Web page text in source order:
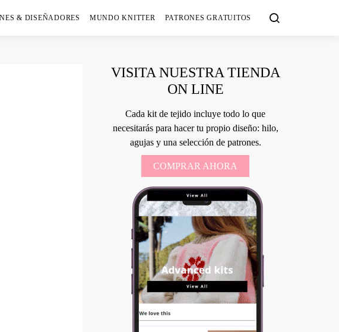
& DISEÑADORES MUNDO KNITTER PATRONES GRATUITOS
VISITA NUESTRA TIENDA
ON LINE
Cada kit de tejido incluye todo lo que
necesitarás para hacer tu propio diseño: hilo,
agujas y una selección de patrones.
COMPRAR AHORA